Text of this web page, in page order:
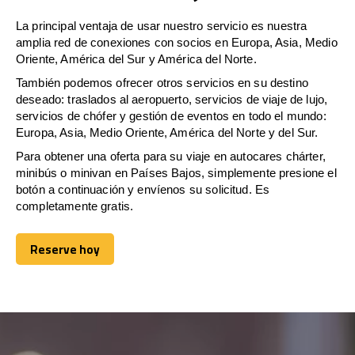
La principal ventaja de usar nuestro servicio es nuestra
amplia red de conexiones con socios en Europa, Asia, Medio
Oriente, América del Sur y América del Norte.
También podemos ofrecer otros servicios en su destino
deseado: traslados al aeropuerto, servicios de viaje de lujo,
servicios de chófer y gestión de eventos en todo el mundo:
Europa, Asia, Medio Oriente, América del Norte y del Sur.
Para obtener una oferta para su viaje en autocares chárter,
minibús o minivan en Países Bajos, simplemente presione el
botón a continuación y envíenos su solicitud. Es
completamente gratis.
Reserve hoy
Reserve hoy